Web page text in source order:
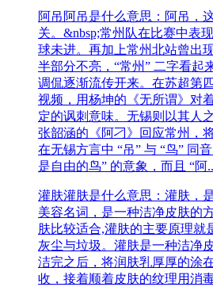
阿吊 阿吊是什么意思：​阿吊，
关。&nbsp;常州队在比赛中表
球未进。再加上常州北站曾出
半部分不亮，“常州” 二字看起
调侃逐渐流传开来。在苏超第
视频，用杨坤的《无所谓》对
定的讽刺意味。无锡则以其人
张韶涵的《阿刁》回应常州，
在无锡方言中 “吊” 与 “鸟” 同
是自由的鸟” 的意象，而且 “阿
灌肤灌肤是什么意思：灌肤，
美容名词，是一种洁净皮肤的
肤比较适合,灌肤的主要原理就
灰尘与垃圾。灌肤是一种洁净
洁完之后，将润肤乳厚厚的涂
收，接着顺着皮肤的纹理用消